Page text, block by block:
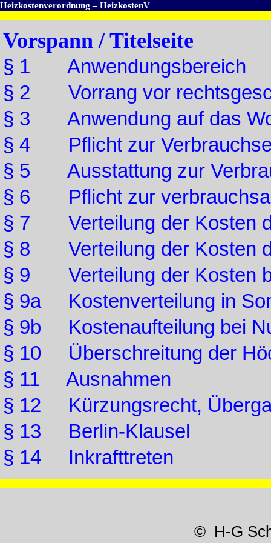
Heizkostenverordnung – HeizkostenV
Vorspann / Titelseite
§ 1 Anwendungsbereich
§ 2 Vorrang vor
§ 3 Anwendung auf das
§ 4 Pflicht zur
§ 5 Ausstattung zur
§ 6 Pflicht zur
§ 7 Verteilung der Kosten
§ 8 Verteilung der Kosten
§ 9 Verteilung der Kosten
§ 9a Kostenverteilung in
§ 9b Kostenaufteilung bei
§ 10 Überschreitung der
§ 11 Ausnahmen
§ 12 Kürzungsrecht,
§ 13 Berlin-Klausel
§ 14 Inkrafttreten
© H-G